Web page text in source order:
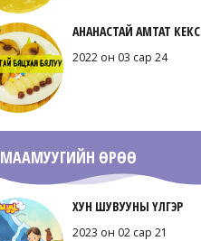
АНАНАСТАЙ АМТАТ КЕКС
2022 он 03 сар 24
МААМУУГИЙН ӨРӨӨ
ХУН ШУВУУНЫ ҮЛГЭР
2023 он 02 сар 21